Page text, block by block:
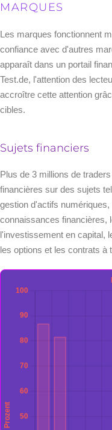
MARQUES
Les marques fonctionnent
confiance avec d'autres
apparaît dans un portail
Test.de, l'attention des
accroître cette attention
cibles.
Sujets financiers
Plus de 3 millions de
financières sur des sujets
gestion d'actifs
connaissances financières,
l'investissement en capital,
les options et les contrats à